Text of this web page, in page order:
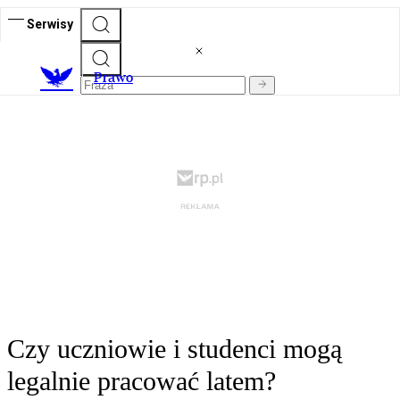
Serwisy
Prawo
Czy uczniowie i studenci mogą
legalnie pracować latem?